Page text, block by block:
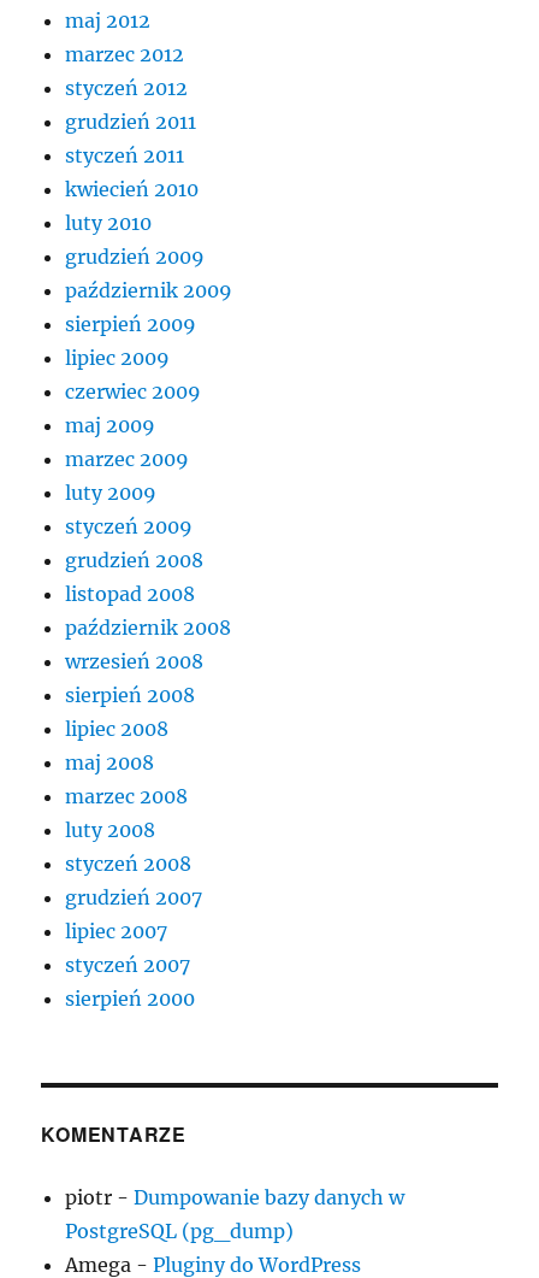
maj 2012
marzec 2012
styczeń 2012
grudzień 2011
styczeń 2011
kwiecień 2010
luty 2010
grudzień 2009
październik 2009
sierpień 2009
lipiec 2009
czerwiec 2009
maj 2009
marzec 2009
luty 2009
styczeń 2009
grudzień 2008
listopad 2008
październik 2008
wrzesień 2008
sierpień 2008
lipiec 2008
maj 2008
marzec 2008
luty 2008
styczeń 2008
grudzień 2007
lipiec 2007
styczeń 2007
sierpień 2000
KOMENTARZE
piotr -Dumpowanie bazy danych w
PostgreSQL (pg_dump)
Amega -Pluginy do WordPress